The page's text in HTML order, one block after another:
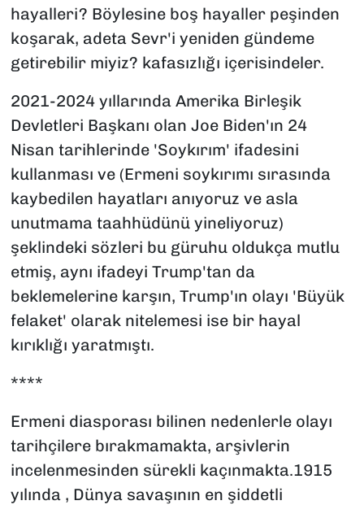
hayalleri? Böylesine boş hayaller peşinden
koşarak, adeta Sevr'i yeniden gündeme
getirebilir miyiz? kafasızlığı içerisindeler.
2021-2024 yıllarında Amerika Birleşik
Devletleri Başkanı olan Joe Biden'ın 24
Nisan tarihlerinde 'Soykırım' ifadesini
kullanması ve (Ermeni soykırımı sırasında
kaybedilen hayatları anıyoruz ve asla
unutmama taahhüdünü yineliyoruz)
şeklindeki sözleri bu güruhu oldukça mutlu
etmiş, aynı ifadeyi Trump'tan da
beklemelerine karşın, Trump'ın olayı 'Büyük
felaket' olarak nitelemesi ise bir hayal
kırıklığı yaratmıştı.
****
Ermeni diasporası bilinen nedenlerle olayı
tarihçilere bırakmamakta, arşivlerin
incelenmesinden sürekli kaçınmakta.1915
yılında , Dünya savaşının en şiddetli